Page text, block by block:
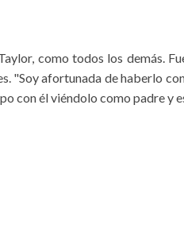
como todos los demás.
"Soy afortunada de haberlo
con él viéndolo como padre y